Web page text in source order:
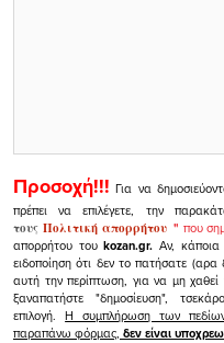
Προσοχή!!! Για να
πρέπει να επιλέγετε, την
τουςΠολιτική απορρήτου" που
απορρήτου τουkozan.gr. Αν,
ειδοποίηση ότι δεν το πατήσατε
αυτή την περίπτωση, για να μη
ξαναπατήστε "δημοσίευση",
επιλογή.Η συμπλήρωση των
παραπάνω φόρμας, δεν είναι